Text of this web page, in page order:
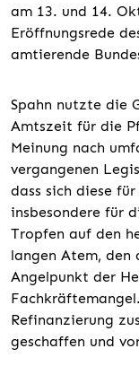
am 13. und 14.
Eröffnungsrede
amtierende
Spahn nutzte die
Amtszeit für die
Meinung nach
vergangenen
dass sich diese
insbesondere für
Tropfen auf den
langen Atem, den
Angelpunkt der
Refinanzierung
geschaffen und